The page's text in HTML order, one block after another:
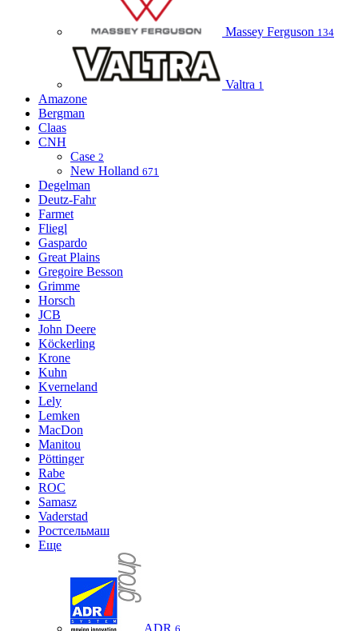
Massey Ferguson 134
Valtra 1
Amazone
Bergman
Claas
CNH
Case 2
New Holland 671
Degelman
Deutz-Fahr
Farmet
Fliegl
Gaspardo
Great Plains
Gregoire Besson
Grimme
Horsch
JCB
John Deere
Köckerling
Krone
Kuhn
Kverneland
Lely
Lemken
MacDon
Manitou
Pöttinger
Rabe
ROC
Samasz
Vaderstad
Ростсельмаш
Еще
ADR